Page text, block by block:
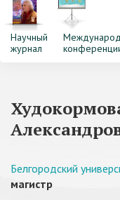
Научный
журнал
Белгородский
магистр